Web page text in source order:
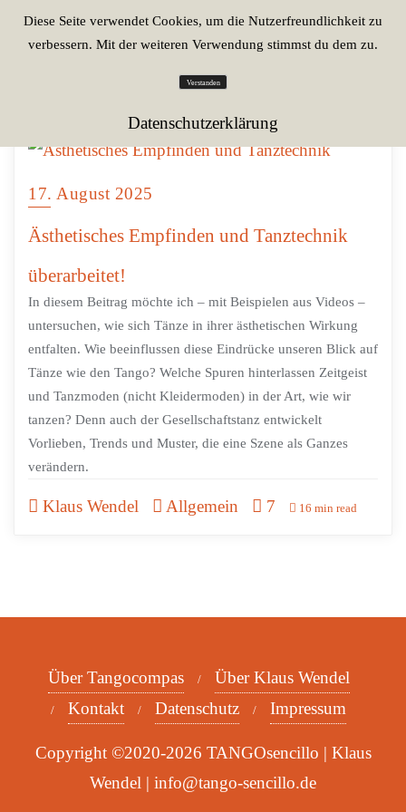
17. August 2025
Ästhetisches Empfinden und Tanztechnik
überarbeitet!
In diesem Beitrag möchte ich – mit Beispielen aus Videos –
untersuchen, wie sich Tänze in ihrer ästhetischen Wirkung
entfalten. Wie beeinflussen diese Eindrücke unseren Blick auf
Tänze wie den Tango? Welche Spuren hinterlassen Zeitgeist
und Tanzmoden (nicht Kleidermoden) in der Art, wie wir
tanzen? Denn auch der Gesellschaftstanz entwickelt
Vorlieben, Trends und Muster, die eine Szene als Ganzes
verändern.
Klaus Wendel Allgemein 7 16 min read
Über Tangocompas
Über Klaus Wendel
Kontakt
Datenschutz Impressum
Copyright ©2020-2026 TANGOsencillo | Klaus
Wendel | info@tango-sencillo.de
Diese Seite verwendet Cookies, um die Nutzerfreundlichkeit zu
verbessern. Mit der weiteren Verwendung stimmst du dem zu.
Verstanden
Datenschutzerklärung